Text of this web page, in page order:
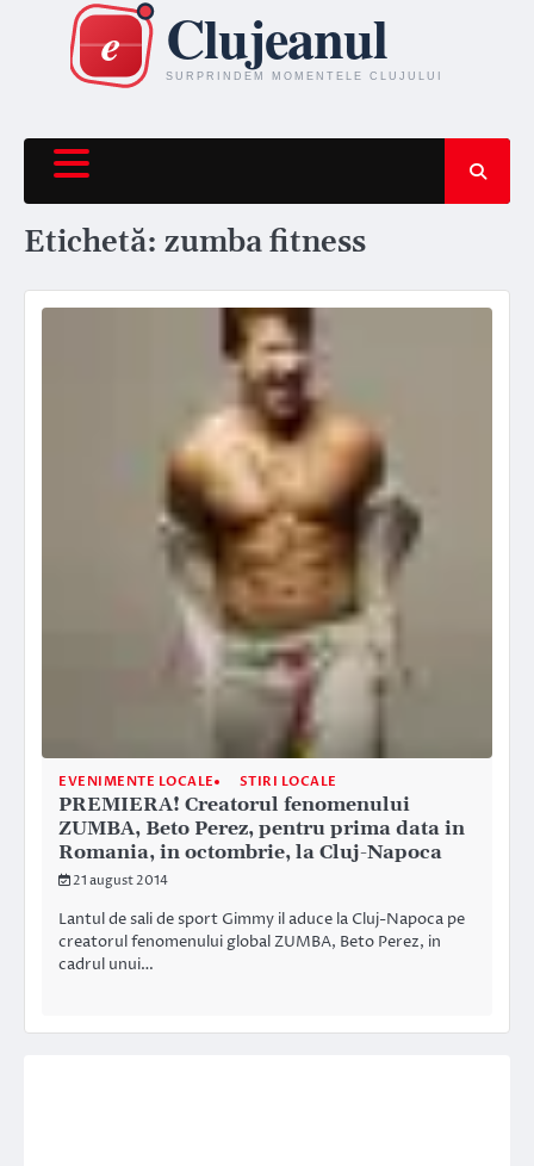
content
Etichetă: zumba fitness
EVENIMENTE LOCALE STIRI LOCALE
PREMIERA! Creatorul fenomenului
ZUMBA, Beto Perez, pentru prima data in
Romania, in octombrie, la Cluj-Napoca
21 august 2014
Lantul de sali de sport Gimmy il aduce la Cluj-Napoca pe
creatorul fenomenului global ZUMBA, Beto Perez, in
cadrul unui…